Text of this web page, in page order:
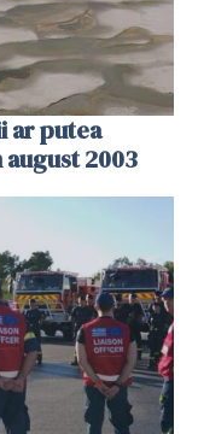
ar putea
2003